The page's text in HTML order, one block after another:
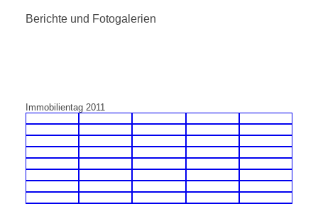
Berichte und Fotogalerien
Immobilientag 2011